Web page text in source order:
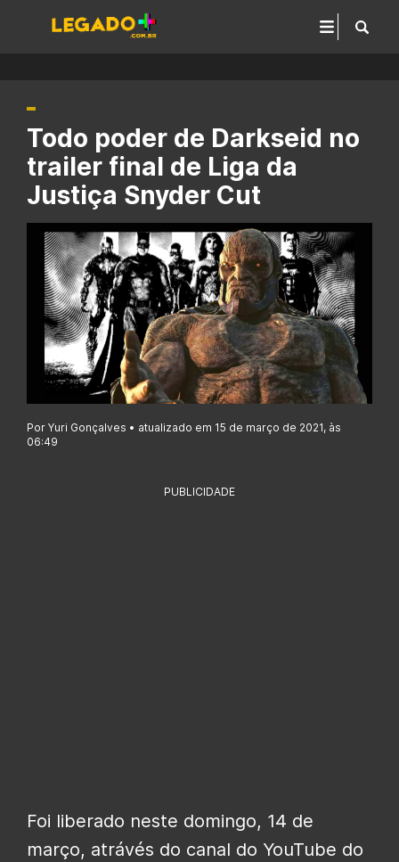
Todo poder de Darkseid no
trailer final de Liga da
Justiça Snyder Cut
Por Yuri Gonçalves • atualizado em 15 de março de 2021, às
06:49
PUBLICIDADE
Foi liberado neste domingo, 14 de
março, atrávés do canal do YouTube do